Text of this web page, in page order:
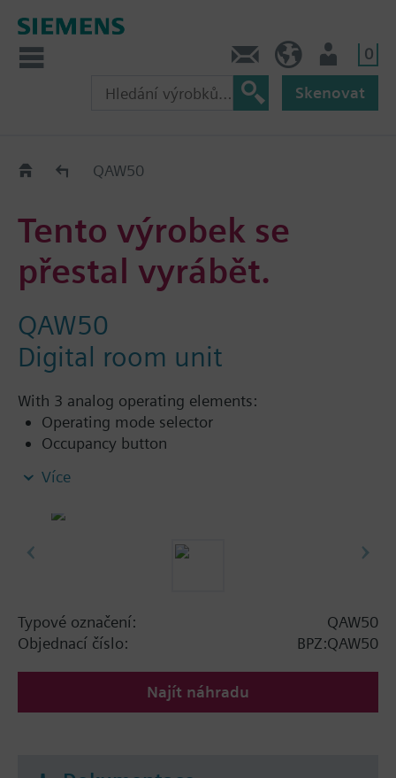
0
Skenovat
Old2NewQAW50
Tento výrobek se
přestal vyrábět.
QAW50
Digital room unit
With 3 analog operating elements:
Operating mode selector
Occupancy button
Více
Typové označení:
QAW50
Objednací číslo:
BPZ:QAW50
Najít náhradu